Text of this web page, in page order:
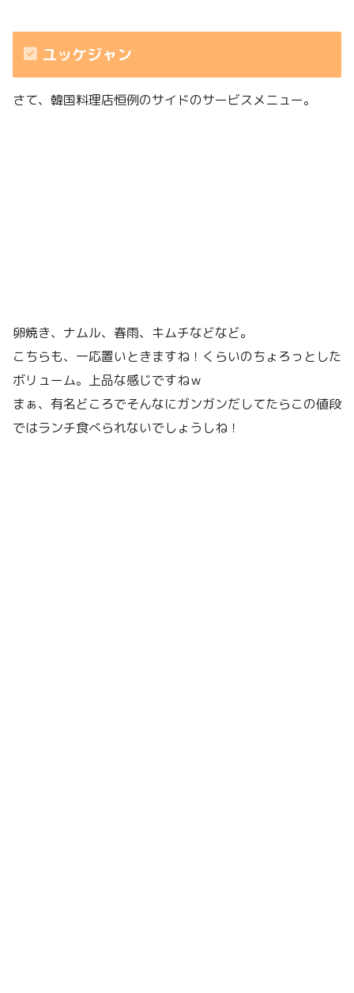
ユッケジャン
さて、韓国料理店恒例のサイドのサービスメニュー。
卵焼き、ナムル、春雨、キムチなどなど。
こちらも、一応置いときますね！くらいのちょろっとした
ボリューム。上品な感じですねｗ
まぁ、有名どころでそんなにガンガンだしてたらこの値段
ではランチ食べられないでしょうしね！